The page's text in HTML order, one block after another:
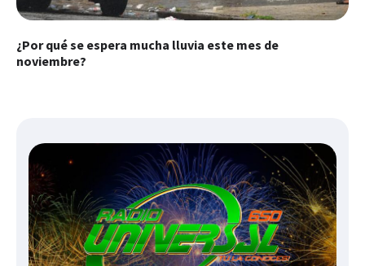
¿Por qué se espera mucha lluvia este mes de
noviembre?